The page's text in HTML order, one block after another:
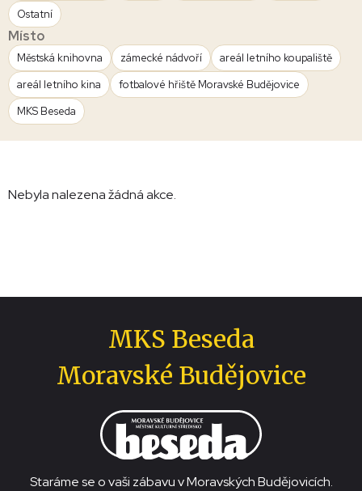
Ostatní
Místo
Městská knihovna zámecké nádvoří
areál letního koupaliště
areál letního kina
fotbalové hřiště Moravské Budějovice
MKS Beseda
Nebyla nalezena žádná akce.
MKS Beseda
Moravské Budějovice
Staráme se o vaši zábavu v Moravských Budějovicích.